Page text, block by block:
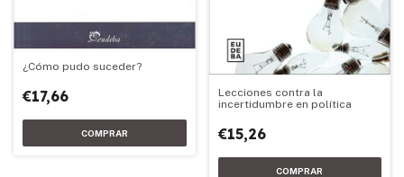
¿Cómo pudo suceder?
€17,66
Lecciones contra la
incertidumbre en política
€15,26